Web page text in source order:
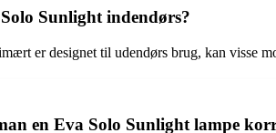
Sunlight indendørs?
er designet til udendørs brug, kan visse
en Eva Solo Sunlight lampe